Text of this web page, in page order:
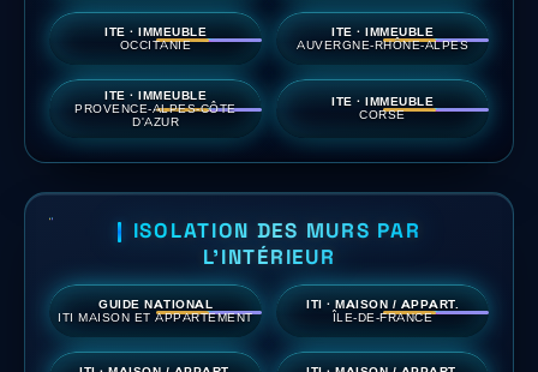
ITE · IMMEUBLE
OCCITANIE
ITE · IMMEUBLE
AUVERGNE-RHÔNE-ALPES
ITE · IMMEUBLE
PROVENCE-ALPES-CÔTE
D'AZUR
ITE · IMMEUBLE
CORSE
ISOLATION DES MURS PAR
L'INTÉRIEUR
GUIDE NATIONAL
ITI MAISON ET APPARTEMENT
ITI · MAISON / APPART.
ÎLE-DE-FRANCE